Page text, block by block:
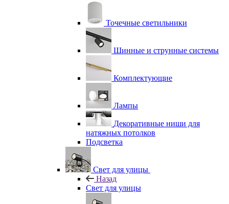
Точечные светильники
Шинные и струнные системы
Комплектующие
Лампы
Декоративные ниши для
натяжных потолков
Подсветка
Свет для улицы
Назад
Свет для улицы